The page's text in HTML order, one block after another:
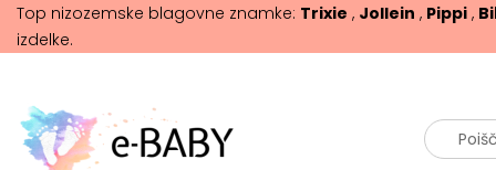
Top nizozemske blagovne znamke: Trixie , Jollein , Pippi ,
izdelke.
Išči